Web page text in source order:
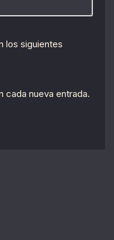
los siguientes
cada nueva entrada.